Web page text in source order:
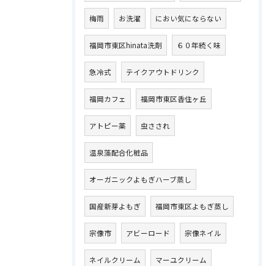
梅雨 お洗濯 におい気にならない
福岡市東区hinata洗剤 ６０年続く味
急冷式 テイクアウトドリンク
福岡カフェ 福岡市東区香住ヶ丘
アトピー薬 虫さされ
温泉藻配合化粧品
オーガニックよもぎハーブ蒸し
国産新芽よもぎ 福岡市東区よもぎ蒸し
宗像市 アビーロード 宗像ネイル
ネイルクリーム マーユクリーム